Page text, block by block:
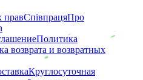
правСпівпрацяПро
Политика
возврата и возвратных
Круглосуточная